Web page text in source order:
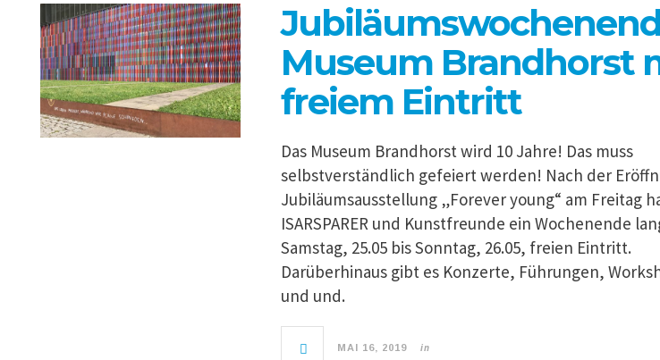
Museum Brandhorst
freiem Eintritt
Das Museum Brandhorst wird 10 Jahre! Das muss
selbstverständlich gefeiert werden! Nach der
Jubiläumsausstellung „Forever young“ am Freitag
ISARSPARER und Kunstfreunde ein Wochenende
Samstag, 25.05 bis Sonntag, 26.05, freien Eintritt.
Darüberhinaus gibt es Konzerte, Führungen,
und und.
MAI 16, 2019 in